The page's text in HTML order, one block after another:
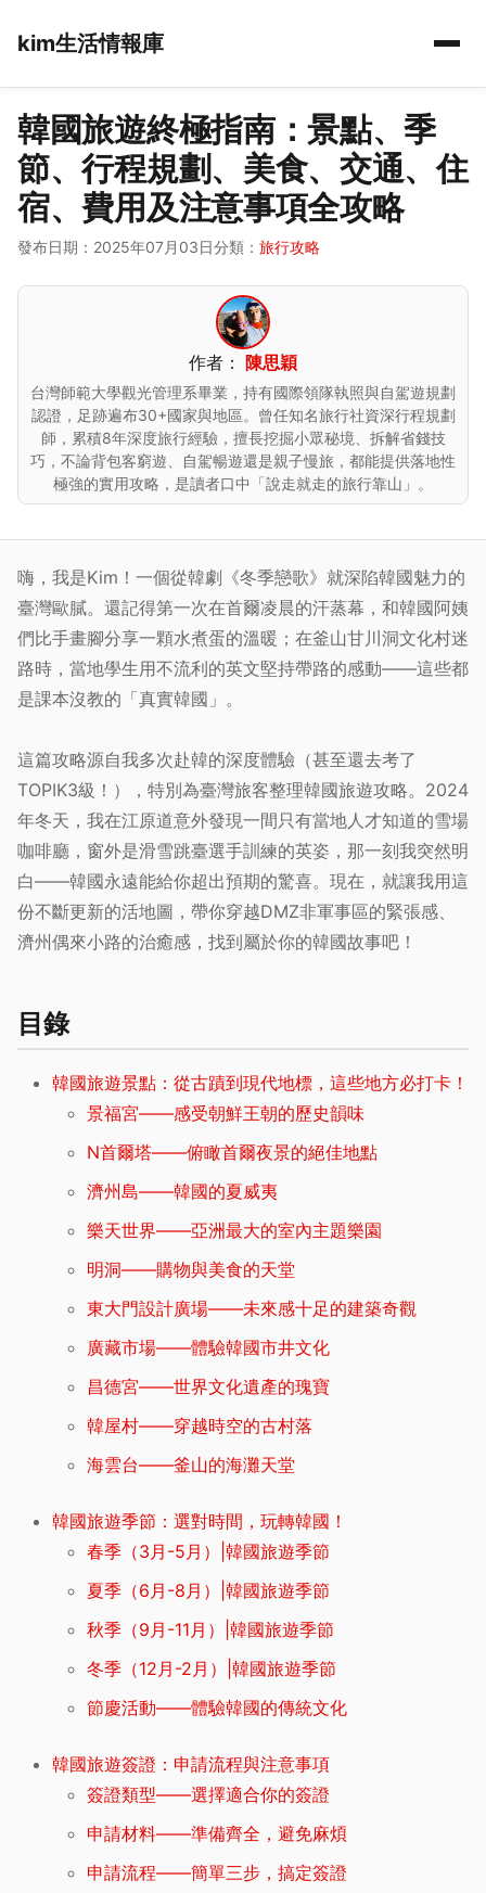
kim生活情報庫
韓國旅遊終極指南：景點、季
節、行程規劃、美食、交通、住
宿、費用及注意事項全攻略
發布日期：2025年07月03日分類： 旅行攻略
作者： 陳思穎
台灣師範大學觀光管理系畢業，持有國際領隊執照與自駕遊規劃
認證，足跡遍布30+國家與地區。曾任知名旅行社資深行程規劃
師，累積8年深度旅行經驗，擅長挖掘小眾秘境、拆解省錢技
巧，不論背包客窮遊、自駕暢遊還是親子慢旅，都能提供落地性
極強的實用攻略，是讀者口中「說走就走的旅行靠山」。
嗨，我是Kim！一個從韓劇《冬季戀歌》就深陷韓國魅力的
臺灣歐膩。還記得第一次在首爾凌晨的汗蒸幕，和韓國阿姨
們比手畫腳分享一顆水煮蛋的溫暖；在釜山甘川洞文化村迷
路時，當地學生用不流利的英文堅持帶路的感動——這些都
是課本沒教的「真實韓國」。
這篇攻略源自我多次赴韓的深度體驗（甚至還去考了
TOPIK3級！），特別為臺灣旅客整理韓國旅遊攻略。2024
年冬天，我在江原道意外發現一間只有當地人才知道的雪場
咖啡廳，窗外是滑雪跳臺選手訓練的英姿，那一刻我突然明
白——韓國永遠能給你超出預期的驚喜。現在，就讓我用這
份不斷更新的活地圖，帶你穿越DMZ非軍事區的緊張感、
濟州偶來小路的治癒感，找到屬於你的韓國故事吧！
目錄
韓國旅遊景點：從古蹟到現代地標，這些地方必打卡！
景福宮——感受朝鮮王朝的歷史韻味
N首爾塔——俯瞰首爾夜景的絕佳地點
濟州島——韓國的夏威夷
樂天世界——亞洲最大的室內主題樂園
明洞——購物與美食的天堂
東大門設計廣場——未來感十足的建築奇觀
廣藏市場——體驗韓國市井文化
昌德宮——世界文化遺產的瑰寶
韓屋村——穿越時空的古村落
海雲台——釜山的海灘天堂
韓國旅遊季節：選對時間，玩轉韓國！
春季（3月-5月）|韓國旅遊季節
夏季（6月-8月）|韓國旅遊季節
秋季（9月-11月）|韓國旅遊季節
冬季（12月-2月）|韓國旅遊季節
節慶活動——體驗韓國的傳統文化
韓國旅遊簽證：申請流程與注意事項
簽證類型——選擇適合你的簽證
申請材料——準備齊全，避免麻煩
申請流程——簡單三步，搞定簽證